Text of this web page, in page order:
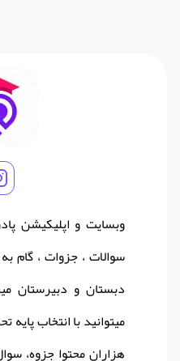
وبسایت و اپلیکیشن
سوالات ، جزوات ، گام
دبستان و دبیرستان
میتوانید با انتخاب
هزاران محتوا جزوه،